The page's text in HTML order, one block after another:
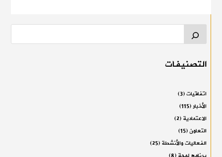
التصنيفات
اتفاقيات(3)
الأخبار(115)
الاعتمادية(2)
التعاون(15)
الفعاليات والأنشطة(25)